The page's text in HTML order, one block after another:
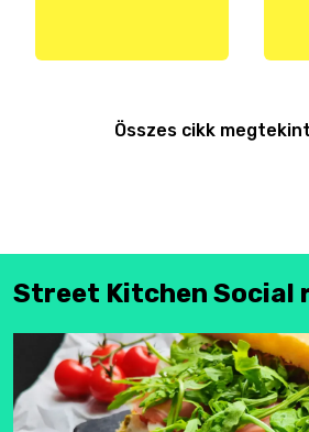
Összes cikk
Street Kitchen Social